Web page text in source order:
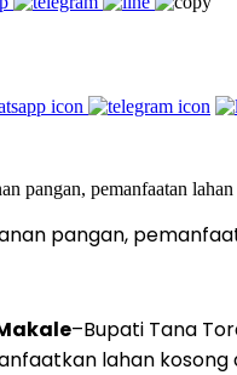
pangan,
–Bupati Tana
lahan